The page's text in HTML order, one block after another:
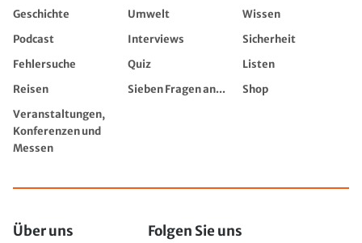
Geschichte Umwelt
Wissen
Podcast
Interviews
Sicherheit
Fehlersuche
Quiz
Listen
Reisen
Sieben Fragen an...
Shop
Veranstaltungen,
Konferenzen und
Messen
Über uns Folgen Sie uns